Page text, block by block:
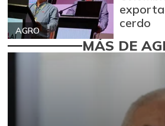
AGRO
cerdo
MÁS DE